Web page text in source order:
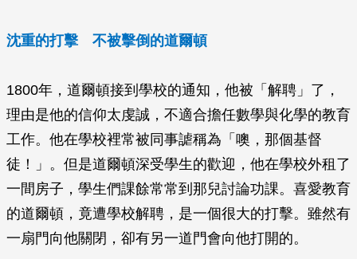
沈重的打擊 不被擊倒的道爾頓
1800年，道爾頓接到學校的通知，他被「解聘」了，
理由是他的信仰太虔誠，不適合擔任數學與化學的教育
工作。他在學校裡常被同事謔稱為「噢，那個基督
徒！」。但是道爾頓深受學生的歡迎，他在學校外租了
一間房子，學生們課餘常常到那兒討論功課。喜愛教育
的道爾頓，竟遭學校解聘，是一個很大的打擊。雖然有
一扇門向他關閉，卻有另一道門會向他打開的。